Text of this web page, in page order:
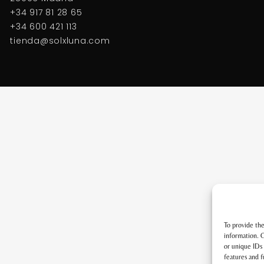
To provide
information.
or unique IDs
features and
+34 917 81 28 65
+34 600 421 113
tienda@solxluna.com